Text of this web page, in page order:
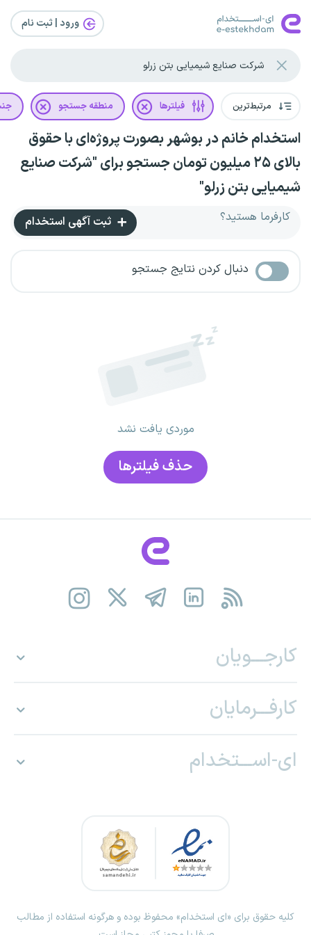
ورود | ثبت‌ نام
مرتبط‌ترین فیلترها منطقه جستجو
استخدام خانم در بوشهر بصورت پروژه‌ای با حقوق
بالای ۲۵ میلیون تومان جستجو برای "شرکت صنایع
شیمیایی بتن زرلو"
کارفرما هستید؟ ثبت آگهی استخدام
دنبال کردن نتایج جستجو
موردی یافت نشد
حذف فیلتر‌ها
کارجـــویان
کارفـــرمایان
ای-اســـتخدام
کلیه حقوق برای «ای استخدام» محفوظ بوده و هرگونه استفاده از مطالب